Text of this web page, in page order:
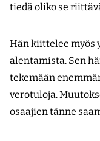
tiedä oliko se
Hän kiittelee myös
alentamista. Sen
tekemään
verotuloja.
osaajien tänne